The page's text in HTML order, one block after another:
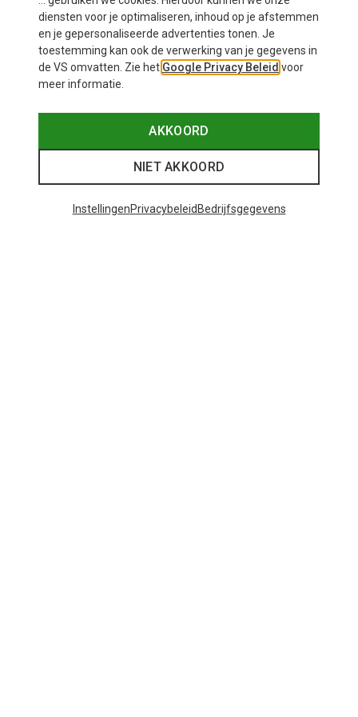
diensten voor je optimaliseren, inhoud op je afstemmen
en je gepersonaliseerde advertenties tonen. Je
toestemming kan ook de verwerking van je gegevens in
de VS omvatten. Zie het Google Privacy Beleid voor
meer informatie.
AKKOORD
NIET AKKOORD
InstellingenPrivacybeleid Bedrijfsgegevens